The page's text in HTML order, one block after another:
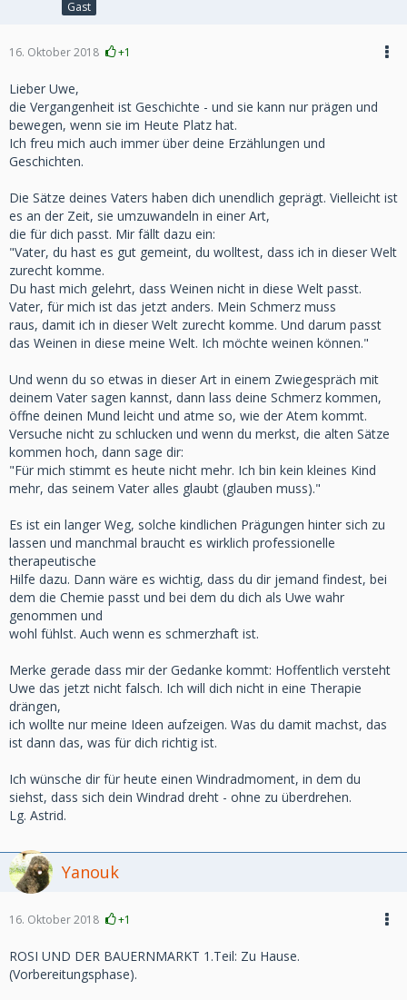
Gast
16. Oktober 2018 +1
Lieber Uwe,
die Vergangenheit ist Geschichte - und sie kann nur prägen und
bewegen, wenn sie im Heute Platz hat.
Ich freu mich auch immer über deine Erzählungen und
Geschichten.
Die Sätze deines Vaters haben dich unendlich geprägt. Vielleicht ist
es an der Zeit, sie umzuwandeln in einer Art,
die für dich passt. Mir fällt dazu ein:
"Vater, du hast es gut gemeint, du wolltest, dass ich in dieser Welt
zurecht komme.
Du hast mich gelehrt, dass Weinen nicht in diese Welt passt.
Vater, für mich ist das jetzt anders. Mein Schmerz muss
raus, damit ich in dieser Welt zurecht komme. Und darum passt
das Weinen in diese meine Welt. Ich möchte weinen können."
Und wenn du so etwas in dieser Art in einem Zwiegespräch mit
deinem Vater sagen kannst, dann lass deine Schmerz kommen,
öffne deinen Mund leicht und atme so, wie der Atem kommt.
Versuche nicht zu schlucken und wenn du merkst, die alten Sätze
kommen hoch, dann sage dir:
"Für mich stimmt es heute nicht mehr. Ich bin kein kleines Kind
mehr, das seinem Vater alles glaubt (glauben muss)."
Es ist ein langer Weg, solche kindlichen Prägungen hinter sich zu
lassen und manchmal braucht es wirklich professionelle
therapeutische
Hilfe dazu. Dann wäre es wichtig, dass du dir jemand findest, bei
dem die Chemie passt und bei dem du dich als Uwe wahr
genommen und
wohl fühlst. Auch wenn es schmerzhaft ist.
Merke gerade dass mir der Gedanke kommt: Hoffentlich versteht
Uwe das jetzt nicht falsch. Ich will dich nicht in eine Therapie
drängen,
ich wollte nur meine Ideen aufzeigen. Was du damit machst, das
ist dann das, was für dich richtig ist.
Ich wünsche dir für heute einen Windradmoment, in dem du
siehst, dass sich dein Windrad dreht - ohne zu überdrehen.
Lg. Astrid.
Yanouk
16. Oktober 2018 +1
ROSI UND DER BAUERNMARKT 1.Teil: Zu Hause.
(Vorbereitungsphase).